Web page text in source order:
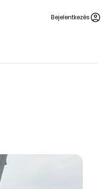
Bejelentkezés